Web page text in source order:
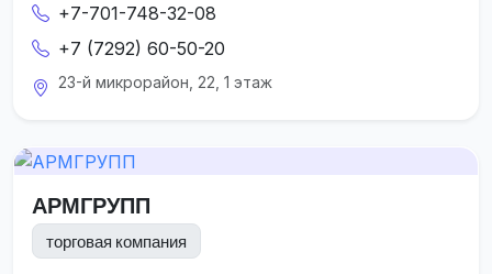
+7-701-748-32-08
+7 (7292) 60-50-20
23-й микрорайон, 22, 1 этаж
АРМГРУПП
торговая компания